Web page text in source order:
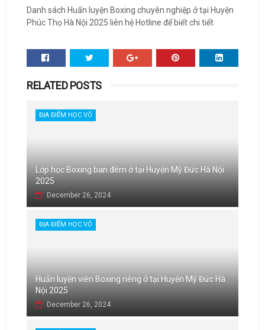
Danh sách Huấn luyện Boxing chuyên nghiệp ở tại Huyện
Phúc Thọ Hà Nội 2025 liên hệ Hotline để biết chi tiết
RELATED POSTS
ĐỊA ĐIỂM HỌC VÕ
Lớp học Boxing ban đêm ở tại Huyện Mỹ Đức Hà Nội
2025
December 26, 2024
ĐỊA ĐIỂM HỌC VÕ
Huấn luyện viên Boxing riêng ở tại Huyện Mỹ Đức Hà
Nội 2025
December 26, 2024